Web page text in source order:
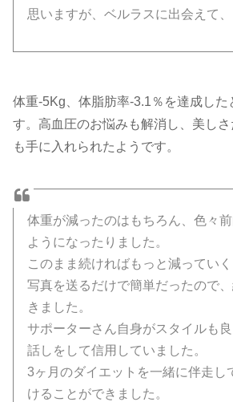
思いますが、ベルラスに出会えて、
体重-5Kg、体脂肪率-3.1％を達成し
す。高血圧のお悩みも解消し、美し
も手に入れられたようです。
体重が減ったのはもちろん、色々
ようになったりました。
このまま続ければもっと減っていく
写真を送るだけで簡単だったので
きました。
サポーターさん自身がスタイルも
話しをして信用していました。
3ヶ月のダイエットを一緒に伴走し
けることができました。